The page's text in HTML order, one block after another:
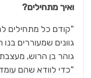
ואיך מתחילים?
"קודם כל מתחילים
גוונים שמעוררים
"כדי לוודא שהם